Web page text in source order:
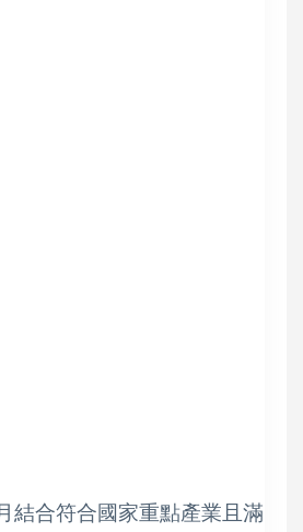
結合符合國家重點產業且滿